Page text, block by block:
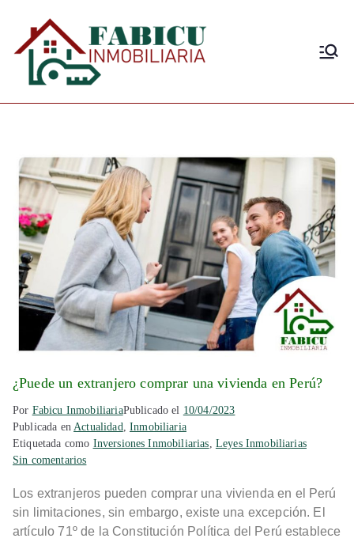
Fabicu Inmobiliaria
Agencia de Intermediación
¿Puede un extranjero comprar una vivienda en Perú?
Por Fabicu InmobiliariaPublicado el 10/04/2023
Publicada enActualidad,Inmobiliaria
Etiquetada como Inversiones Inmobiliarias, Leyes Inmobiliarias
Sin comentarios
Los extranjeros pueden comprar una vivienda en el Perú
sin limitaciones, sin embargo, existe una excepción. El
artículo 71º de la Constitución Política del Perú establece